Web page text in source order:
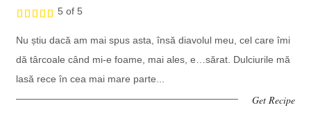
5 of 5
Nu știu dacă am mai spus asta, însă diavolul meu, cel care îmi
dă târcoale când mi-e foame, mai ales, e…sărat. Dulciurile mă
lasă rece în cea mai mare parte...
Get Recipe